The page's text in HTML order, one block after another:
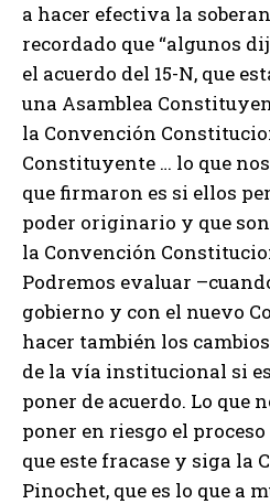
a hacer efectiva la
recordado que “algunos
el acuerdo del 15-N, que
una Asamblea
la Convención
Constituyente … lo que
que firmaron es si ellos
poder originario y que
la Convención
Podremos evaluar
gobierno y con el nuevo
hacer también los
de la vía institucional si
poner de acuerdo. Lo que
poner en riesgo el
que este fracase y siga la
Pinochet, que es lo que a